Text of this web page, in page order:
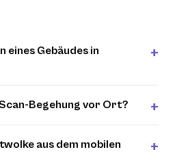
eines Gebäudes in
Begehung vor Ort?
aus dem mobilen